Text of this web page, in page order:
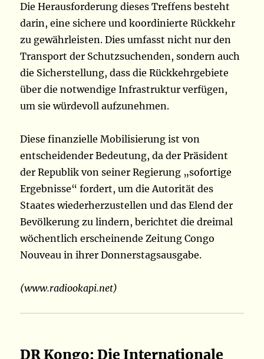
Die Herausforderung dieses Treffens besteht
darin, eine sichere und koordinierte Rückkehr
zu gewährleisten. Dies umfasst nicht nur den
Transport der Schutzsuchenden, sondern auch
die Sicherstellung, dass die Rückkehrgebiete
über die notwendige Infrastruktur verfügen,
um sie würdevoll aufzunehmen.
Diese finanzielle Mobilisierung ist von
entscheidender Bedeutung, da der Präsident
der Republik von seiner Regierung „sofortige
Ergebnisse“ fordert, um die Autorität des
Staates wiederherzustellen und das Elend der
Bevölkerung zu lindern, berichtet die dreimal
wöchentlich erscheinende Zeitung Congo
Nouveau in ihrer Donnerstagsausgabe.
(www.radiookapi.net)
DR Kongo: Die Internationale